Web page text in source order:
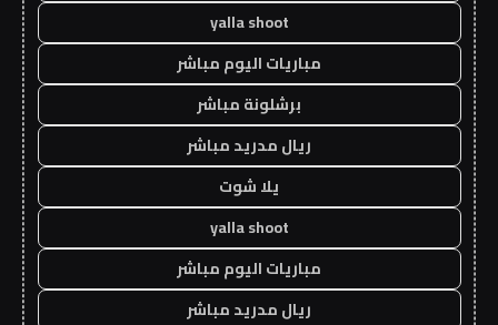
yalla shoot
مباريات اليوم مباشر
برشلونة مباشر
ريال مدريد مباشر
يلا شوت
yalla shoot
مباريات اليوم مباشر
ريال مدريد مباشر